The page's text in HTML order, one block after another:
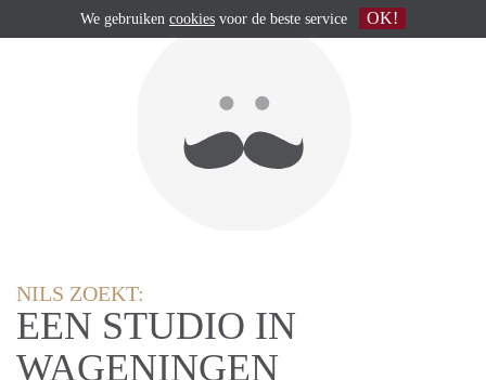
NILS ZOEKT:
EEN STUDIO IN
WAGENINGEN
We gebruiken cookies voor de beste service OK!